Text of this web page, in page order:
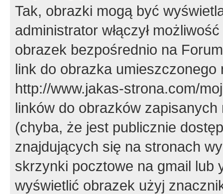
Tak, obrazki mogą być
administrator włączył
obrazek bezpośrednio na
link do obrazka
http://www.jakas-strona.com/
linków do obrazków
(chyba, że jest publicznie
znajdujących się na stronach
skrzynki pocztowe na gmail lub
wyświetlić obrazek użyj